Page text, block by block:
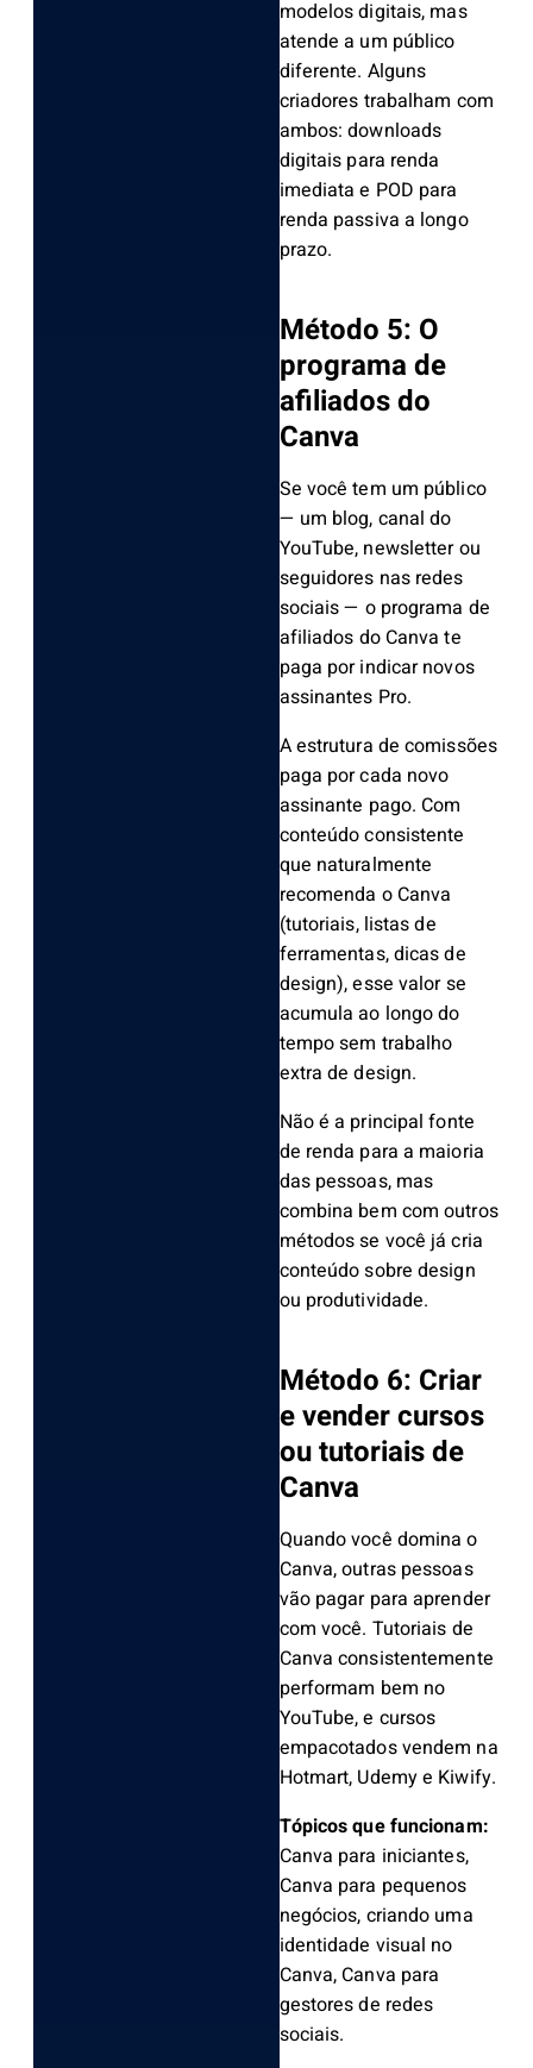
modelos digitais, mas
atende a um público
diferente. Alguns
criadores trabalham com
ambos: downloads
digitais para renda
imediata e POD para
renda passiva a longo
prazo.
Método 5: O
programa de
afiliados do
Canva
Se você tem um público
— um blog, canal do
YouTube, newsletter ou
seguidores nas redes
sociais — o programa de
afiliados do Canva te
paga por indicar novos
assinantes Pro.
A estrutura de comissões
paga por cada novo
assinante pago. Com
conteúdo consistente
que naturalmente
recomenda o Canva
(tutoriais, listas de
ferramentas, dicas de
design), esse valor se
acumula ao longo do
tempo sem trabalho
extra de design.
Não é a principal fonte
de renda para a maioria
das pessoas, mas
combina bem com outros
métodos se você já cria
conteúdo sobre design
ou produtividade.
Método 6: Criar
e vender cursos
ou tutoriais de
Canva
Quando você domina o
Canva, outras pessoas
vão pagar para aprender
com você. Tutoriais de
Canva consistentemente
performam bem no
YouTube, e cursos
empacotados vendem na
Hotmart, Udemy e Kiwify.
Tópicos que funcionam:
Canva para iniciantes,
Canva para pequenos
negócios, criando uma
identidade visual no
Canva, Canva para
gestores de redes
sociais.